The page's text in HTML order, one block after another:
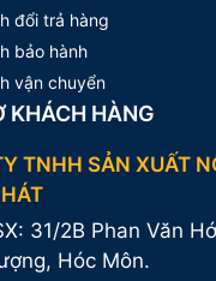
đổi trả hàng
bảo hành
vận chuyển
KHÁCH HÀNG
TNHH SẢN XUẤT
31/2B Phan Văn
Hóc Môn.